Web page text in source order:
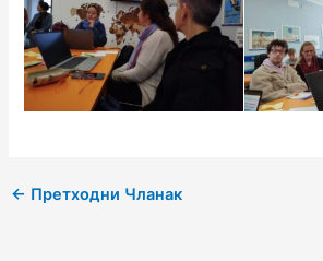
← Претходни Чланак